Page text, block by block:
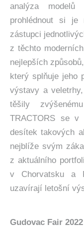
analýza modelů
prohlédnout si
zástupci
z těchto
nejlepších
který splňuje jeho
výstavy a
těšily
TRACTORS se v
desítek takových
nejblíže svým
z aktuálního
v Chorvatsku a
uzavírají letošní
Gudovac Fair 2022